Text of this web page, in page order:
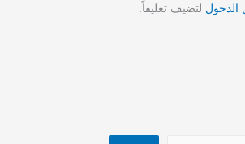
لتضيف تعليقاً.